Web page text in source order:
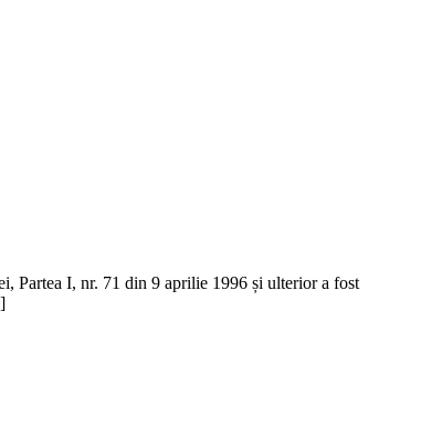
I, nr. 71 din 9 aprilie 1996 și ulterior a fost